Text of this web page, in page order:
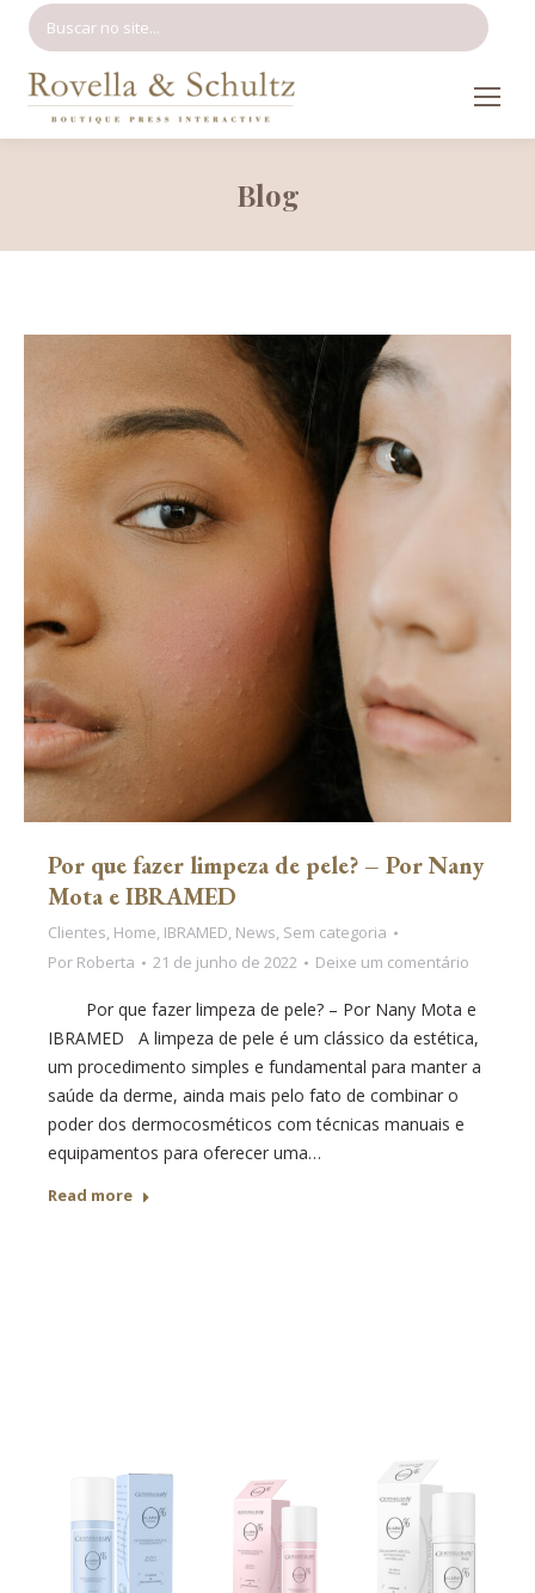
Blog
Por que fazer limpeza de pele? – Por Nany
Mota e IBRAMED
Clientes, Home, IBRAMED, News, Sem categoria
Por Roberta 21 de junho de 2022 Deixe um comentário
Por que fazer limpeza de pele? – Por Nany Mota e
IBRAMED A limpeza de pele é um clássico da estética,
um procedimento simples e fundamental para manter a
saúde da derme, ainda mais pelo fato de combinar o
poder dos dermocosméticos com técnicas manuais e
equipamentos para oferecer uma…
Read more